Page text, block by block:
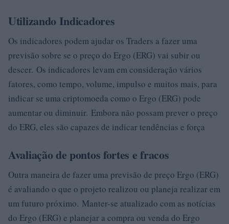
Utilizando Indicadores
Os indicadores podem ajudar os Traders a fazer uma
previsão sobre se o preço do Ergo (ERG) vai subir ou
descer. Os indicadores levam em consideração vários
fatores, como tempo, volume, impulso e muitos mais, para
indicar se uma criptomoeda como o Ergo (ERG) pode
aumentar ou diminuir. Embora não possam prever o preço
do ERG, eles são capazes de indicar tendências e força
Avaliação de pontos fortes e fracos
Outra maneira de fazer uma previsão de preço Ergo (ERG)
é avaliando o que o projeto realizou ou planeja realizar em
um futuro próximo. Manter-se atualizado com as notícias
do Ergo (ERG) e planejar a compra ou venda do Ergo